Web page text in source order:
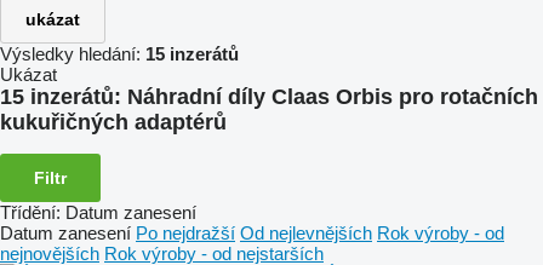
ukázat
Výsledky hledání: 15 inzerátů
Ukázat
15 inzerátů: Náhradní díly Claas Orbis pro rotačních
kukuřičných adaptérů
Filtr
Třídění: Datum zanesení
Datum zanesení Po nejdražší Od nejlevnějších Rok výroby - od
nejnovějších Rok výroby - od nejstarších